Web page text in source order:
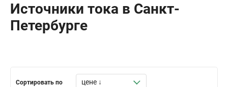
Источники тока в Санкт-
Петербурге
Сортировать по